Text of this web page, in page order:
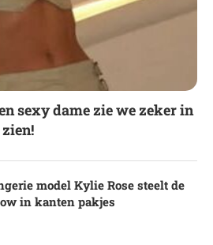
sexy dame zie we zeker in
model Kylie Rose steelt de
in kanten pakjes